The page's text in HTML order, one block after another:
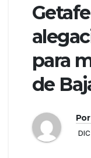
para
de
Por